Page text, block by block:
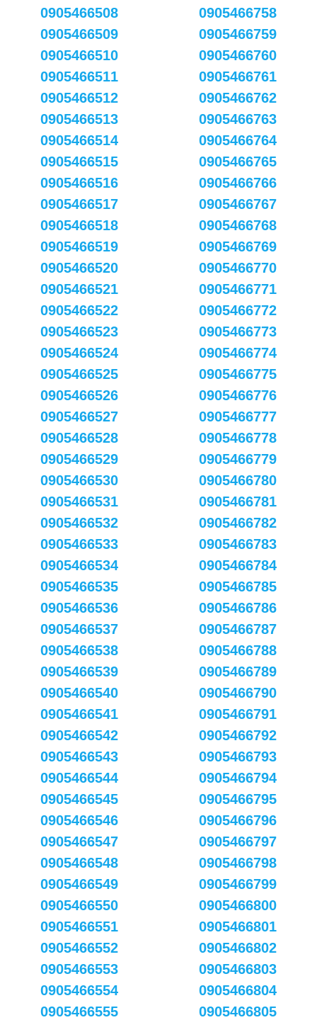
0905466508
0905466509
0905466510
0905466511
0905466512
0905466513
0905466514
0905466515
0905466516
0905466517
0905466518
0905466519
0905466520
0905466521
0905466522
0905466523
0905466524
0905466525
0905466526
0905466527
0905466528
0905466529
0905466530
0905466531
0905466532
0905466533
0905466534
0905466535
0905466536
0905466537
0905466538
0905466539
0905466540
0905466541
0905466542
0905466543
0905466544
0905466545
0905466546
0905466547
0905466548
0905466549
0905466550
0905466551
0905466552
0905466553
0905466554
0905466555
0905466758
0905466759
0905466760
0905466761
0905466762
0905466763
0905466764
0905466765
0905466766
0905466767
0905466768
0905466769
0905466770
0905466771
0905466772
0905466773
0905466774
0905466775
0905466776
0905466777
0905466778
0905466779
0905466780
0905466781
0905466782
0905466783
0905466784
0905466785
0905466786
0905466787
0905466788
0905466789
0905466790
0905466791
0905466792
0905466793
0905466794
0905466795
0905466796
0905466797
0905466798
0905466799
0905466800
0905466801
0905466802
0905466803
0905466804
0905466805